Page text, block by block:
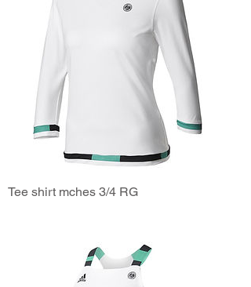
Tee shirt mches 3/4 RG